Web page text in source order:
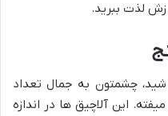
لذت ببرید.
چشمتون به جمال تعداد
این آلاچیق ها در اندازه